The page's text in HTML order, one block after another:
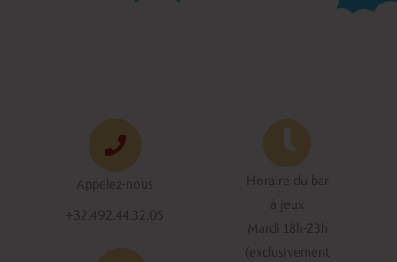
Appelez-nous
+32.492.44.32.05
Horaire du bar
à jeux
Mardi 18h-23h
(exclusivement